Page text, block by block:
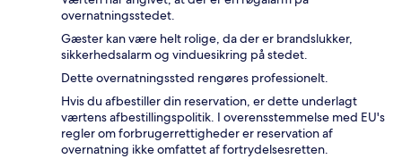
overnatningsstedet.
Gæster kan være helt rolige, da der er brandslukker,
sikkerhedsalarm og vinduesikring på stedet.
Dette overnatningssted rengøres professionelt.
Hvis du afbestiller din reservation, er dette underlagt
værtens afbestillingspolitik. I overensstemmelse med EU's
regler om forbrugerrettigheder er reservation af
overnatning ikke omfattet af fortrydelsesretten.